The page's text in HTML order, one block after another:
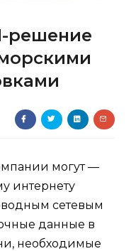
решение
могут —
интернету
сетевым
данные в
необходимые